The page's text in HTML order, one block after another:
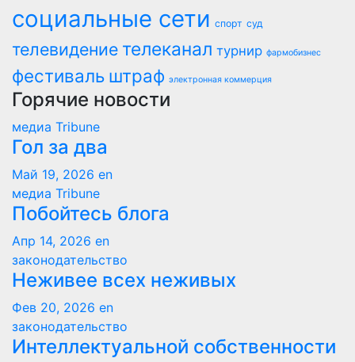
социальные сети спорт суд
телевидение телеканал турнир фармобизнес
фестиваль штраф электронная коммерция
Горячие новости
медиа Tribune
Гол за два
Май 19, 2026 en
медиа Tribune
Побойтесь блога
Апр 14, 2026 en
законодательство
Неживее всех неживых
Фев 20, 2026 en
законодательство
Интеллектуальной собственности